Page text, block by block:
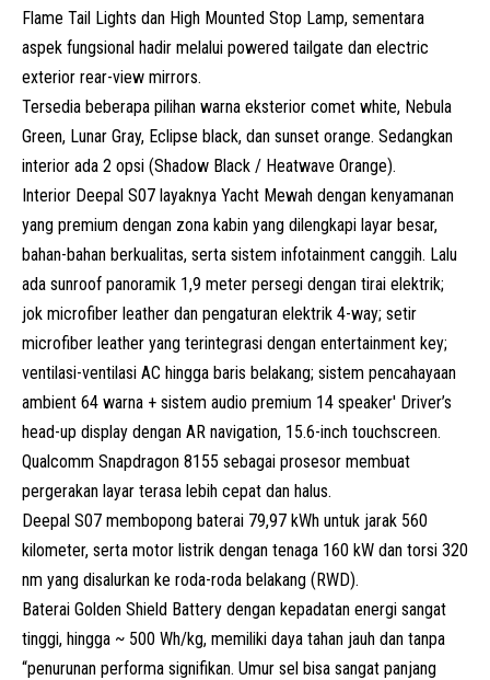
Flame Tail Lights dan High Mounted Stop Lamp, sementara
aspek fungsional hadir melalui powered tailgate dan electric
exterior rear-view mirrors.
Tersedia beberapa pilihan warna eksterior comet white, Nebula
Green, Lunar Gray, Eclipse black, dan sunset orange. Sedangkan
interior ada 2 opsi (Shadow Black / Heatwave Orange).
Interior Deepal S07 layaknya Yacht Mewah dengan kenyamanan
yang premium dengan zona kabin yang dilengkapi layar besar,
bahan-bahan berkualitas, serta sistem infotainment canggih. Lalu
ada sunroof panoramik 1,9 meter persegi dengan tirai elektrik;
jok microfiber leather dan pengaturan elektrik 4-way; setir
microfiber leather yang terintegrasi dengan entertainment key;
ventilasi-ventilasi AC hingga baris belakang; sistem pencahayaan
ambient 64 warna + sistem audio premium 14 speaker' Driver’s
head-up display dengan AR navigation, 15.6-inch touchscreen.
Qualcomm Snapdragon 8155 sebagai prosesor membuat
pergerakan layar terasa lebih cepat dan halus.
Deepal S07 membopong baterai 79,97 kWh untuk jarak 560
kilometer, serta motor listrik dengan tenaga 160 kW dan torsi 320
nm yang disalurkan ke roda-roda belakang (RWD).
Baterai Golden Shield Battery dengan kepadatan energi sangat
tinggi, hingga ~ 500 Wh/kg, memiliki daya tahan jauh dan tanpa
“penurunan performa signifikan. Umur sel bisa sangat panjang